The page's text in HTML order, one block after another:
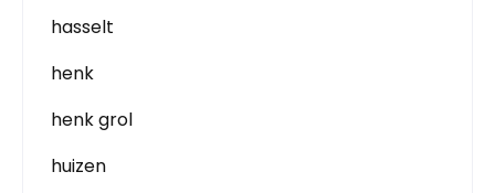
hasselt
henk
henk grol
huizen